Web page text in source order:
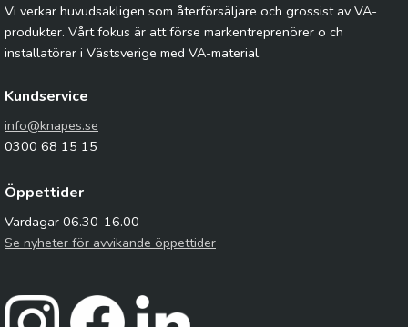
Vi verkar huvudsakligen som återförsäljare och grossist av VA-
produkter. Vårt fokus är att förse markentreprenörer o ch
installatörer i Västsverige med VA-material.
Kundservice
info@knapes.se
0300 68 15 15
Öppettider
Vardagar 06.30-16.00
Se nyheter för avvikande öppettider